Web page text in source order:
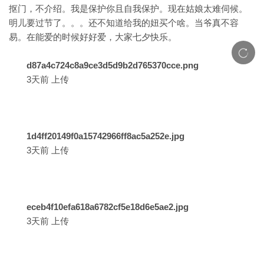
抠门，不介绍。我是保护你且自我保护。现在姑娘太难伺候。
明儿要过节了。。。还不知道给我的妞买个啥。当爷真不容
易。在能爱的时候好好爱，大家七夕快乐。
d87a4c724c8a9ce3d5d9b2d765370cce.png
3天前 上传
1d4ff20149f0a15742966ff8ac5a252e.jpg
3天前 上传
eceb4f10efa618a6782cf5e18d6e5ae2.jpg
3天前 上传